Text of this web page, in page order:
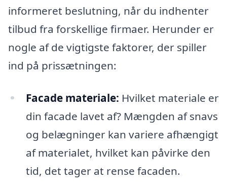
informeret beslutning, når du indhenter
tilbud fra forskellige firmaer. Herunder er
nogle af de vigtigste faktorer, der spiller
ind på prissætningen:
Facade materiale: Hvilket materiale er
din facade lavet af? Mængden af snavs
og belægninger kan variere afhængigt
af materialet, hvilket kan påvirke den
tid, det tager at rense facaden.